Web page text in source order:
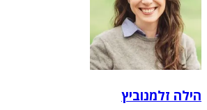
הילה זלמנוביץ